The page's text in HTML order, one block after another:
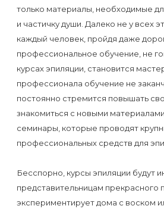
Что
знать
перед
визитом
косметологу?
по
уходу
только материалы, необходимые
и частичку души. Далеко не у всех
каждый человек, пройдя даже
профессиональное обучение, не
курсах эпиляции, становится
профессионала обучение не
постоянно стремится повышать
знакомиться с новыми
семинары, которые проводят
профессиональных средств для
Бесспорно, курсы эпиляции будут
представительницам прекрасного
экспериментирует дома с воском